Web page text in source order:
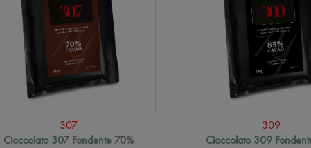
307
Cioccolato 307 Fondente 70%
309
Cioccolato 309